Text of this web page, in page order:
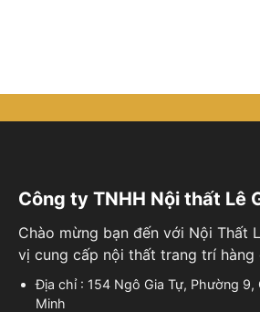
Công ty TNHH Nội thất Lê
Chào mừng bạn đến với Nội Thất
vị cung cấp nội thất trang trí hàng
Địa chỉ : 154 Ngô Gia Tự, Phường 9,
Minh